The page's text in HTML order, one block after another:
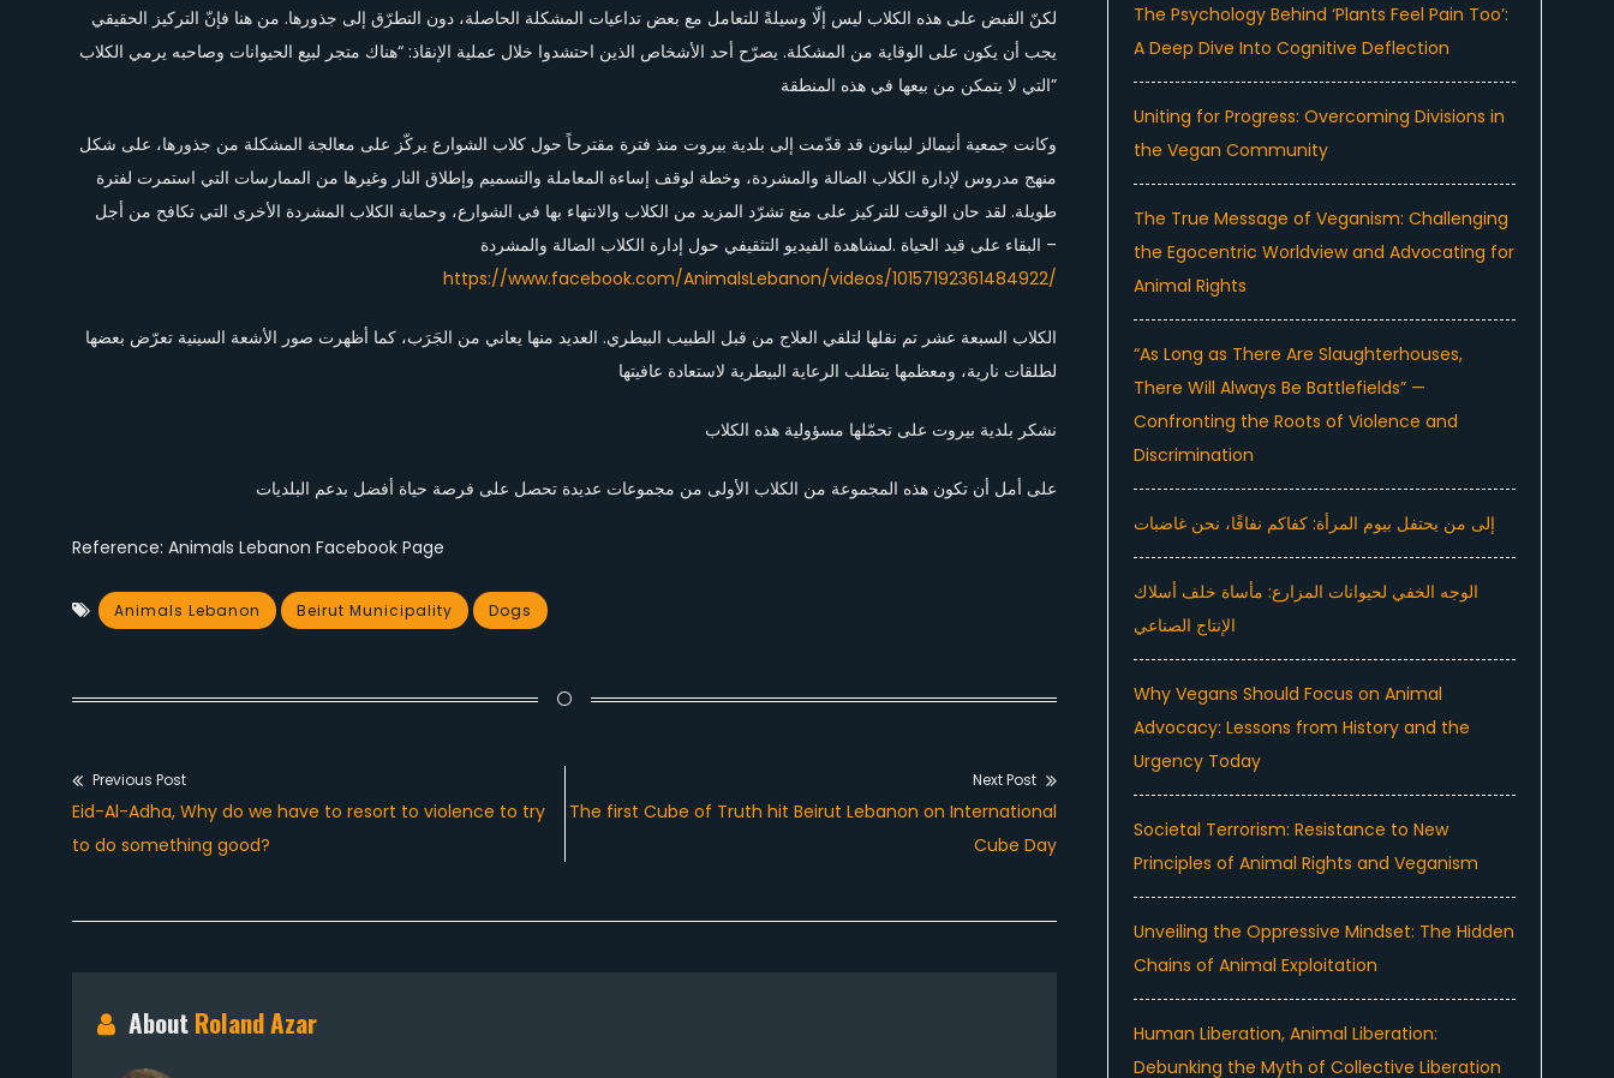
لكنّ القبض على هذه الكلاب ليس إلّا وسيلةً للتعامل مع بعض تداعيات المشكلة الحاصلة، دون التطرّق إلى جذورها. من هنا فإنّ التركيز الحقيقي
يجب أن يكون على الوقاية من المشكلة. يصرّح أحد الأشخاص الذين احتشدوا خلال عملية الإنقاذ: “هناك متجر لبيع الحيوانات وصاحبه يرمي الكلاب
التي لا يتمكن من بيعها في هذه المنطقة”
وكانت جمعية أنيمالز ليبانون قد قدّمت إلى بلدية بيروت منذ فترة مقترحاً حول كلاب الشوارع يركّز على معالجة المشكلة من جذورها، على شكل
منهج مدروس لإدارة الكلاب الضالة والمشردة، وخطة لوقف إساءة المعاملة والتسميم وإطلاق النار وغيرها من الممارسات التي استمرت لفترة
طويلة. لقد حان الوقت للتركيز على منع تشرّد المزيد من الكلاب والانتهاء بها في الشوارع، وحماية الكلاب المشردة الأخرى التي تكافح من أجل
البقاء على قيد الحياة .لمشاهدة الفيديو التثقيفي حول إدارة الكلاب الضالة والمشردة –
https://www.facebook.com/AnimalsLebanon/videos/10157192361484922/
الكلاب السبعة عشر تم نقلها لتلقي العلاج من قبل الطبيب البيطري. العديد منها يعاني من الجَرَب، كما أظهرت صور الأشعة السينية تعرّض بعضها
لطلقات نارية، ومعظمها يتطلب الرعاية البيطرية لاستعادة عافيتها
نشكر بلدية بيروت على تحمّلها مسؤولية هذه الكلاب
على أمل أن تكون هذه المجموعة من الكلاب الأولى من مجموعات عديدة تحصل على فرصة حياة أفضل بدعم البلديات
Reference: Animals Lebanon Facebook Page
Animals Lebanon Beirut Municipality Dogs
Post
navigation
Previous Post
Previous
post:
Eid-Al-Adha, Why do we have to resort to violence to try
to do something good?
Next Post
Next
The first Cube of Truth hit Beirut Lebanon on International
Cube Day
AboutRoland Azar
The Psychology Behind ‘Plants Feel Pain Too’:
A Deep Dive Into Cognitive Deflection
Uniting for Progress: Overcoming Divisions in
the Vegan Community
The True Message of Veganism: Challenging
the Egocentric Worldview and Advocating for
Animal Rights
“As Long as There Are Slaughterhouses,
There Will Always Be Battlefields” —
Confronting the Roots of Violence and
Discrimination
إلى من يحتفل بيوم المرأة: كفاكم نفاقًا، نحن غاضبات
الوجه الخفي لحيوانات المزارع: مأساة خلف أسلاك
الإنتاج الصناعي
Why Vegans Should Focus on Animal
Advocacy: Lessons from History and the
Urgency Today
Societal Terrorism: Resistance to New
Principles of Animal Rights and Veganism
Unveiling the Oppressive Mindset: The Hidden
Chains of Animal Exploitation
Human Liberation, Animal Liberation:
Debunking the Myth of Collective Liberation